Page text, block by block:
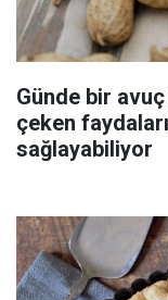
Günde bir
çeken
sağlayabiliyor